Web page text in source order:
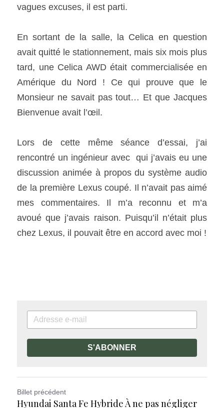
vagues excuses, il est parti.
En sortant de la salle, la Celica en question
avait quitté le stationnement, mais six mois plus
tard, une Celica AWD était commercialisée en
Amérique du Nord ! Ce qui prouve que le
Monsieur ne savait pas tout… Et que Jacques
Bienvenue avait l’œil.
Lors de cette même séance d’essai, j’ai
rencontré un ingénieur avec  qui j’avais eu une
discussion animée à propos du système audio
de la première Lexus coupé. Il n’avait pas aimé
mes commentaires. Il m’a reconnu et m’a
avoué que j’avais raison. Puisqu’il n’était plus
chez Lexus, il pouvait être en accord avec moi !
S'ABONNER
Billet précédent
Hyundai Santa Fe Hybride À ne pas négliger